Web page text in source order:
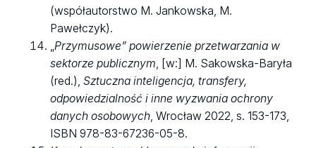
(współautorstwo M. Jankowska, M.
Pawełczyk).
„Przymusowe” powierzenie przetwarzania w
sektorze publicznym, [w:] M. Sakowska-Baryła
(red.),Sztuczna inteligencja, transfery,
odpowiedzialność i inne wyzwania ochrony
danych osobowych, Wrocław 2022, s. 153-173,
ISBN 978-83-67236-05-8.